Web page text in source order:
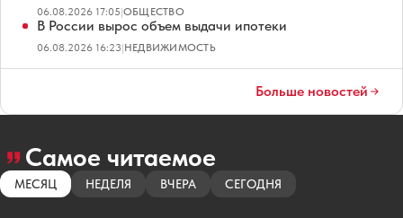
06.08.2026 17:05|ОБЩЕСТВО
В России вырос объем выдачи ипотеки
06.08.2026 16:23|НЕДВИЖИМОСТЬ
Больше новостей
Самое читаемое
МЕСЯЦ НЕДЕЛЯ ВЧЕРА СЕГОДНЯ